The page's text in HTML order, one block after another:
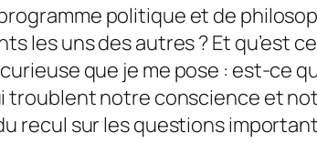
politique et de
uns des autres ? Et qu’est
que je me pose : est-ce
notre conscience et
recul sur les questions